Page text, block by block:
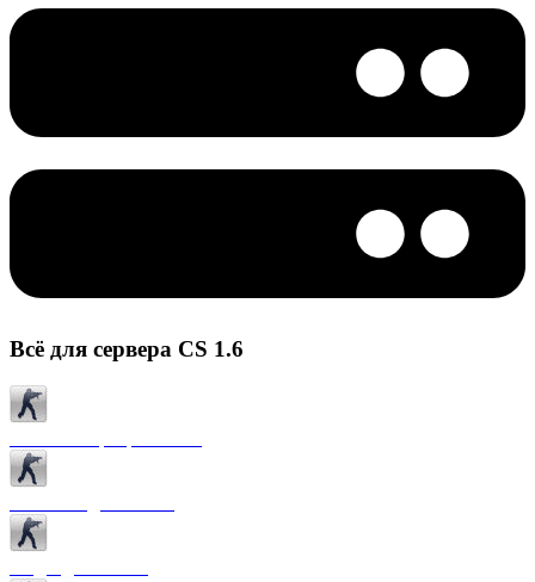
Всё для сервера CS 1.6